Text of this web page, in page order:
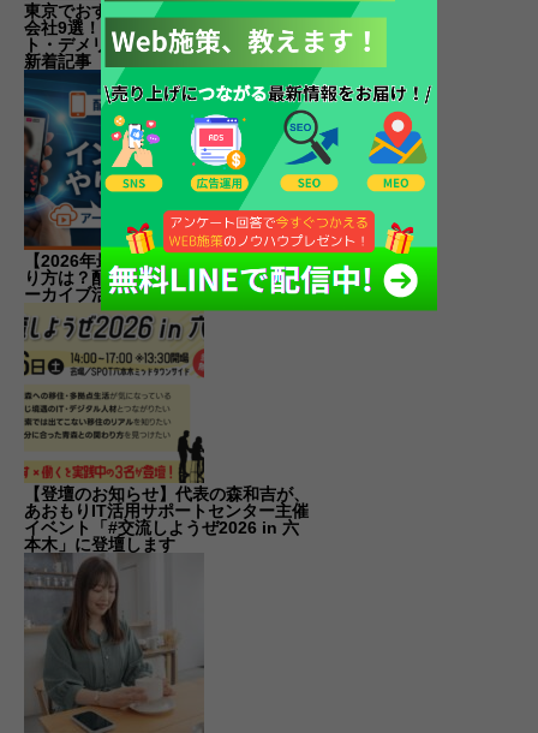
東京でおすすめのWebマーケティング
会社9選！サービスを活用するメリッ
ト・デメリットも解説
新着記事
【2026年最新】インスタライブのや
り方は？配信条件から集客のコツ・ア
ーカイブ活用まで解説
【登壇のお知らせ】代表の森和吉が、
あおもりIT活用サポートセンター主催
イベント「#交流しようぜ2026 in 六
本木」に登壇します